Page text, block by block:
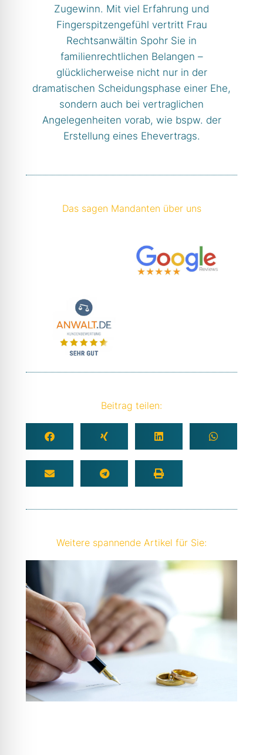
Zugewinn. Mit viel Erfahrung und
Fingerspitzengefühl vertritt Frau
Rechtsanwältin Spohr Sie in
familienrechtlichen Belangen –
glücklicherweise nicht nur in der
dramatischen Scheidungsphase einer Ehe,
sondern auch bei vertraglichen
Angelegenheiten vorab, wie bspw. der
Erstellung eines Ehevertrags.
Das sagen Mandanten über uns
Beitrag teilen:
Weitere spannende Artikel für Sie: